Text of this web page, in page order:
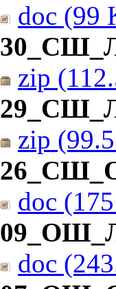
doc (99
zip
zip
doc
doc